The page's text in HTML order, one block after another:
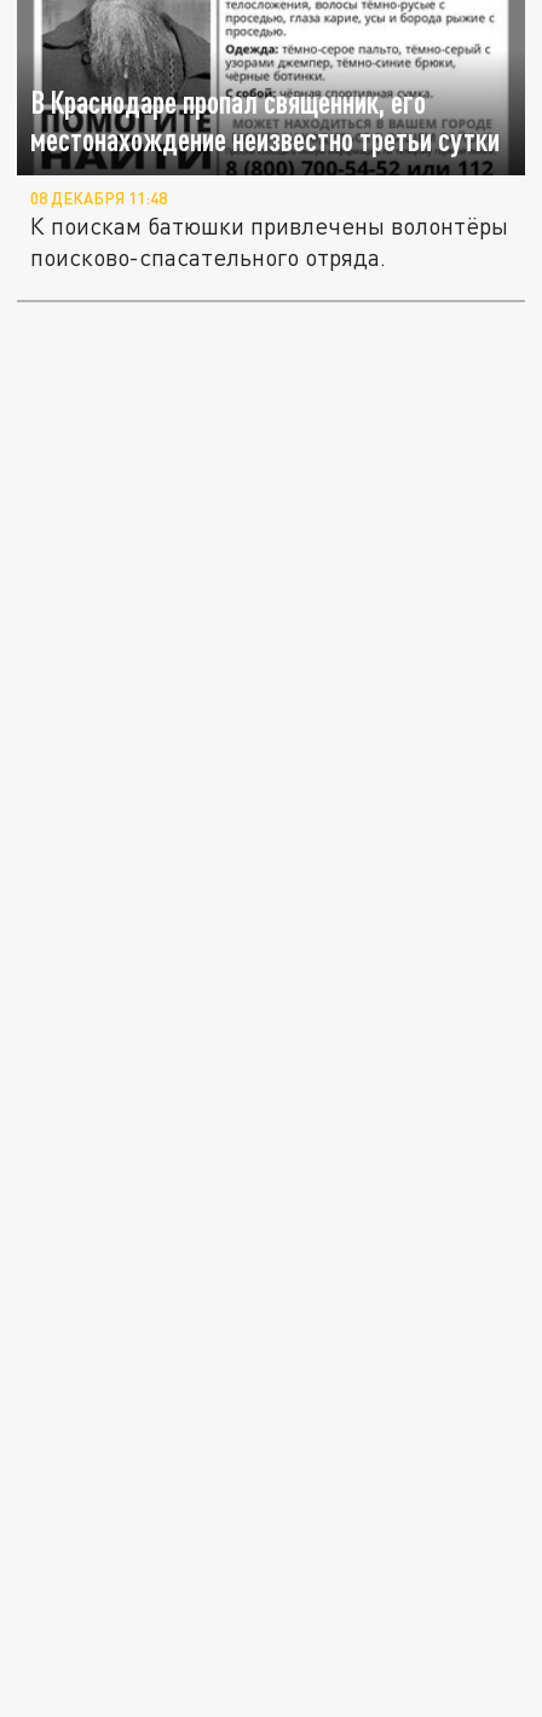
В Краснодаре пропал священник, его
местонахождение неизвестно третьи сутки
08 ДЕКАБРЯ 11:48
К поискам батюшки привлечены волонтёры
поисково-спасательного отряда.